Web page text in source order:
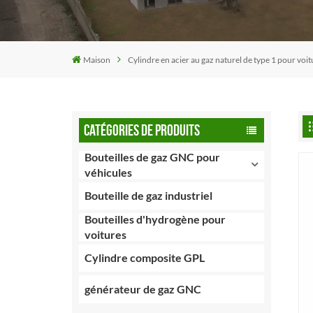
Maison Cylindre en acier au gaz naturel de type 1 pour
CATÉGORIES DE PRODUITS
Bouteilles de gaz GNC pour
véhicules
Bouteille de gaz industriel
Bouteilles d'hydrogène pour
voitures
Cylindre composite GPL
générateur de gaz GNC